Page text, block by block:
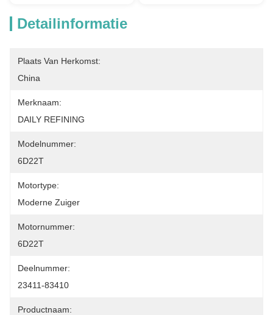
Detailinformatie
Plaats Van Herkomst:
China
Merknaam:
DAILY REFINING
Modelnummer:
6D22T
Motortype:
Moderne Zuiger
Motornummer:
6D22T
Deelnummer:
23411-83410
Productnaam: